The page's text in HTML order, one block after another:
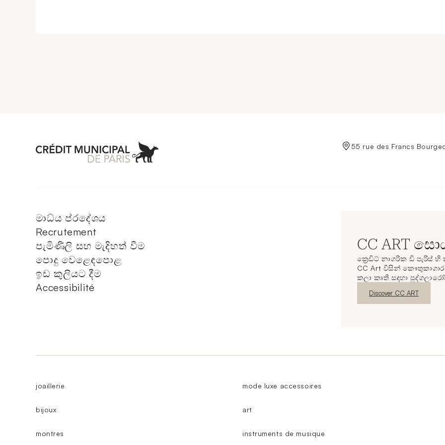
Aller à l'accueil de Crédit Municipal de Paris 55 rue des Francs
මාධ්ය ප්රදේශය
Recrutement
පැමිණිලි සහ මැදිහත් වීම
පොදු වෙළෙඳපොළ
ඉඩ කුලියට දීම
Accessibilité
CC ART
ක්‍රෙඩිට් නාගරික ඩි පැරිස්
CC Art විසින්
කලා කෘති සඳහා
නව කවුළුව
Discover CC ART
joaillerie
bijoux
montres
mode luxe accessoires
art
instruments de musique